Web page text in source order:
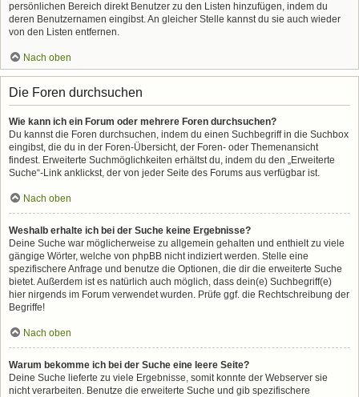
persönlichen Bereich direkt Benutzer zu den Listen hinzufügen, indem du
deren Benutzernamen eingibst. An gleicher Stelle kannst du sie auch wieder
von den Listen entfernen.
Nach oben
Die Foren durchsuchen
Wie kann ich ein Forum oder mehrere Foren durchsuchen?
Du kannst die Foren durchsuchen, indem du einen Suchbegriff in die Suchbox
eingibst, die du in der Foren-Übersicht, der Foren- oder Themenansicht
findest. Erweiterte Suchmöglichkeiten erhältst du, indem du den „Erweiterte
Suche“-Link anklickst, der von jeder Seite des Forums aus verfügbar ist.
Nach oben
Weshalb erhalte ich bei der Suche keine Ergebnisse?
Deine Suche war möglicherweise zu allgemein gehalten und enthielt zu viele
gängige Wörter, welche von phpBB nicht indiziert werden. Stelle eine
spezifischere Anfrage und benutze die Optionen, die dir die erweiterte Suche
bietet. Außerdem ist es natürlich auch möglich, dass dein(e) Suchbegriff(e)
hier nirgends im Forum verwendet wurden. Prüfe ggf. die Rechtschreibung der
Begriffe!
Nach oben
Warum bekomme ich bei der Suche eine leere Seite?
Deine Suche lieferte zu viele Ergebnisse, somit konnte der Webserver sie
nicht verarbeiten. Benutze die erweiterte Suche und gib spezifischere